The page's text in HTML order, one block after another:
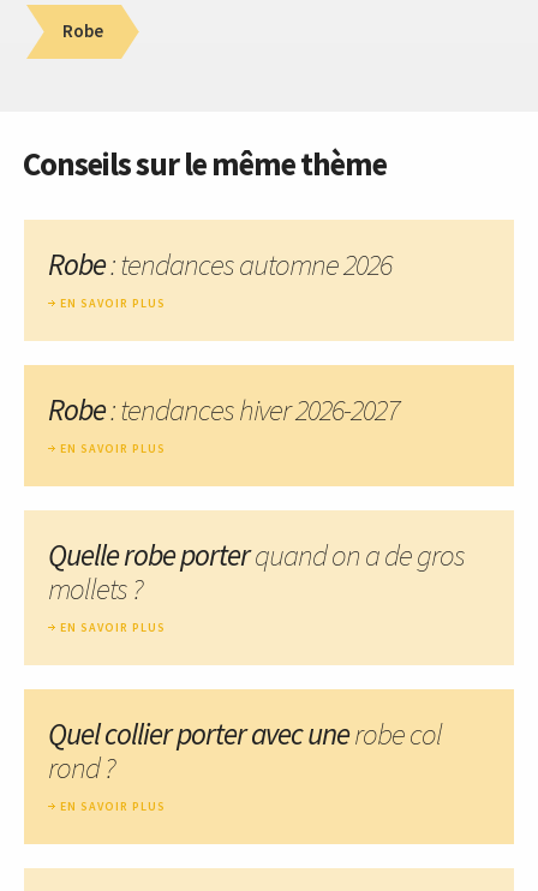
Robe
Conseils sur le même thème
Robe: tendances automne 2026
EN SAVOIR PLUS
Robe: tendances hiver 2026-2027
EN SAVOIR PLUS
Quelle robe porterquand on a de gros
mollets ?
EN SAVOIR PLUS
Quel collier porter avec unerobe col
rond ?
EN SAVOIR PLUS